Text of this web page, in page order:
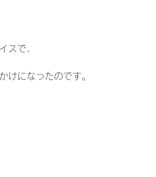
スで、
けになったのです。